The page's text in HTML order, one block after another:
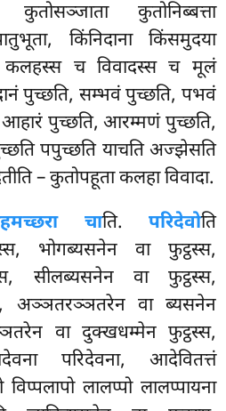
कुतोनिब्बत्ता
किंनिदाना किंसमुदया
कलहस्स च विवादस्स च मूलं
पुच्छति, सम्भवं पुच्छति, पभवं
आहारं पुच्छति, आरम्मणं पुच्छति,
पपुच्छति याचति अज्झेसति
– कुतोपहूता कलहा विवादा.
चाति. परिदेवोति
भोगब्यसनेन वा फुट्ठस्स,
सीलब्यसनेन वा फुट्ठस्स,
अञ्ञतरञ्ञतरेन वा ब्यसनेन
वा दुक्खधम्मेन फुट्ठस्स,
परिदेवना, आदेवितत्तं
विप्पलापो लालप्पो लालप्पायना